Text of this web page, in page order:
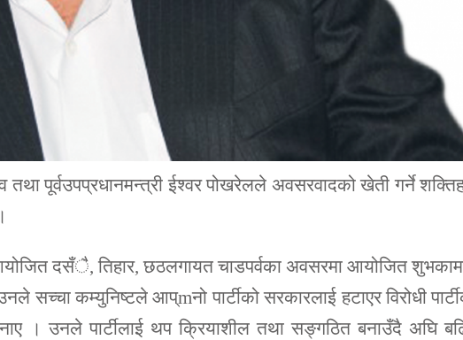
तथा पूर्वउपप्रधानमन्त्री ईश्वर पोखरेलले अवसरवादको खेती गर्ने
दसँै, तिहार, छठलगायत चाडपर्वका अवसरमा आयोजित
सच्चा कम्युनिष्टले आप्mनो पार्टीको सरकारलाई हटाएर विरोधी
। उनले पार्टीलाई थप क्रियाशील तथा सङ्गठित बनाउँदै अघि